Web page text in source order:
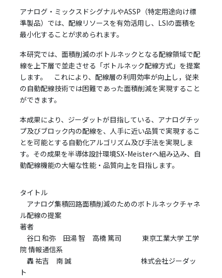
アナログ・ミックスドシグナルやASSP（特定用途向け標
準製品）では、配線リソースを有効活用し、LSIの面積を
最小化することが求められます。
本研究では、面積削減のボトルネックとなる配線領域で配
線を上下層で並走させる「ボトルネック配線方式」を提案
します。 これにより、配線層の利用効率が向上し，従来
の自動配線技術では困難であった面積削減を実現すること
ができます。
本成果により、ジーダットが目指している、アナログチッ
プ及びブロック内の配線を、人手に近い品質で実現するこ
とを可能とする自動化アルゴリズム及び手法を実現しま
す。その成果を半導体設計環境SX-Meisterへ組み込み、自
動配線機能の大幅な性能・品質向上を目指します。
タイトル
アナログ集積回路面積削減のためのボトルネックチャネ
ル配線の提案
著者
谷口 和弥 田湯 智 高橋 篤司 東京工業大学 工学
院 情報通信系
轟 祐吉 南 誠 株式会社ジーダッ
ト